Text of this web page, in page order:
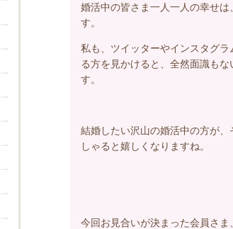
婚活中の皆さま一人一人の幸せ
す。
私も、ツイッターやインスタグ
る方を見かけると、全然面識も
す。
結婚したい沢山の婚活中の方が
しゃると嬉しくなりますね。
今回お見合いが決まった会員さ